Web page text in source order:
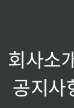
회사소
공지사